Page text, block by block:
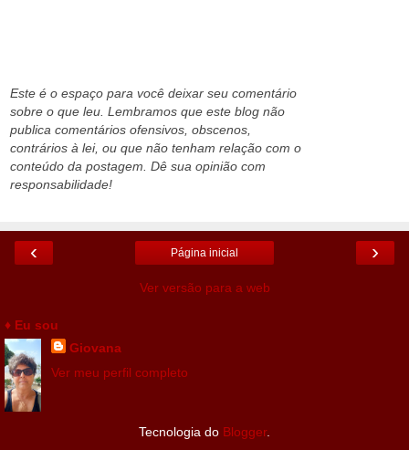
Este é o espaço para você deixar seu comentário
sobre o que leu. Lembramos que este blog não
publica comentários ofensivos, obscenos,
contrários à lei, ou que não tenham relação com o
conteúdo da postagem. Dê sua opinião com
responsabilidade!
‹ ›
Página inicial
Ver versão para a web
♦ Eu sou
Giovana
Ver meu perfil completo
Tecnologia do Blogger.